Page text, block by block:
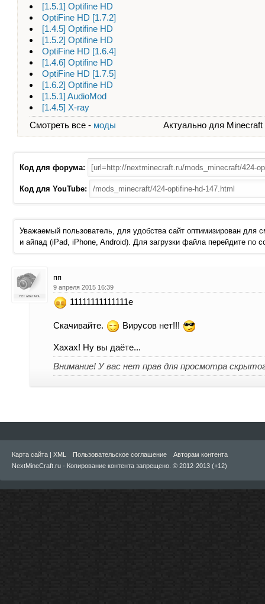
[1.5.1] Optifine HD
OptiFine HD [1.7.2]
[1.4.5] Optifine HD
[1.5.2] Optifine HD
OptiFine HD [1.6.4]
[1.4.6] Optifine HD
OptiFine HD [1.7.5]
[1.6.2] Optifine HD
[1.5.1] AudioMod
[1.4.5] X-ray
Смотреть все - моды Актуально для
Код для форума:
Код для YouTube:
Уважаемый пользователь, для удобства сайт оптимизирован для
и айпад (iPad, iPhone, Android). Для загрузки файла перейдите по
пп
9 апреля 2015 16:39
11111111111111е
Скачивайте. Вирусов нет!!!
Хахах! Ну вы даёте...
Внимание! У вас нет прав для просмотра
Карта сайта | XML Пользовательское соглашение
Авторам контента
NextMineCraft.ru - Копирование контента запрещено. © 2012-2013 (+12)